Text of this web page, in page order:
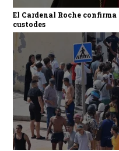
El Cardenal Roche
custodes